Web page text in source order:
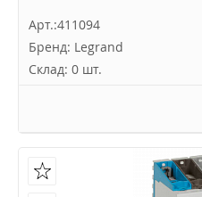
Арт.:411094
Бренд: Legrand
Склад: 0 шт.